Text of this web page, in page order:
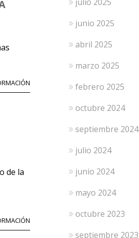
de la
junio 2025
abril 2025
marzo 2025
febrero 2025
octubre 2024
septiembre 2024
julio 2024
junio 2024
mayo 2024
octubre 2023
septiembre 2023